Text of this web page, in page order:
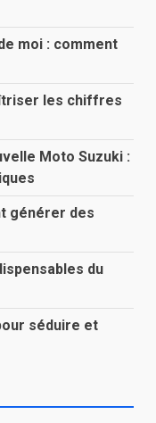
moi : comment
les chiffres
Moto Suzuki :
générer des
du
séduire et